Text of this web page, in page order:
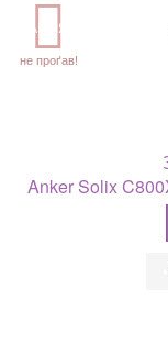
АКЦІЯ
не проґав!
Anker Solix